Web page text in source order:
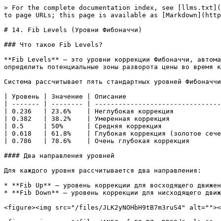
> For the complete documentation index, see [llms.txt](https://docs.cvizor.com/en/llms.txt). Markdown versions of documentation pages are available by appending `.md` to page URLs; this page is available as [Markdown](https://docs.cvizor.com/en/ru/modules/signals/tf-parameters/fib-levels.md).

# 14. Fib Levels (Уровни Фибоначчи)

### Что такое Fib Levels?

**Fib Levels** — это уровни коррекции Фибоначчи, автоматически рассчитываемые на основе ключевых уровней поддержки и сопротивления (Key Levels). Они помогают определить потенциальные зоны разворота цены во время коррекционных движений.

Система рассчитывает пять стандартных уровней Фибоначчи:

| Уровень | Значение | Описание                             |
| ------- | -------- | ------------------------------------ |
| 0.236   | 23.6%    | Неглубокая коррекция                 |
| 0.382   | 38.2%    | Умеренная коррекция                  |
| 0.5     | 50%      | Средняя коррекция                    |
| 0.618   | 61.8%    | Глубокая коррекция (золотое сечение) |
| 0.786   | 78.6%    | Очень глубокая коррекция             |

#### Два направления уровней

Для каждого уровня рассчитывается два направления:

* **Fib Up** — уровень коррекции для восходящего движения (long). Рассчитывается от уровня поддержки до максимума цены.
* **Fib Down** — уровень коррекции для нисходящего движения (short). Рассчитывается от уровня сопротивления до минимума цены.

<figure><img src="/files/JLK2yNOHbH9tB7m3ruS4" alt=""><figcaption><p>Fib Up - уровни Фибоначчи на восходящем тренде</p></figcaption></figure>

<figure><img src="/files/AN53vrfnE0sR7myRRS9d" alt=""><figcaption><p>Fib Down - уровни Фибоначчи на нисходящем тренде</p></figcaption></figure>

### Сигналы Fib Levels

#### Метрики дистанции

Мы измеряем процентное расстояние между текущей ценой и каждым уровнем Фибоначчи.

<table data-full-width="true"><thead><tr><th width="300">Параметр</th><th>Описание</th><th>Пример</th></tr></thead><tbody><tr><td>Расстояние до FIB X (up) в % больше чем</td><td>Оповещение срабатывает, когда цена находится дальше указанного процента от уровня Fib Up.</td><td>BTCUSDT 1ч, FIB 0.618 (up), 5% — сработает, когда цена будет ≥5% от уровня 0.618.</td></tr><tr><td>Расстояние до FIB X (up) в % меньше чем</td><td>Срабатывает, когда цена подходит к уровню Fib Up ближе указанного процента.</td><td>ETHUSDT 30м, FIB 0.382 (up), 2% — цена в пределах 2% от уровня 0.382.</td></tr><tr><td>Расстояние до FIB X (down) в % больше чем</td><td>Оповещение срабатывает, когда цена находится дальше указанного процента от уровня Fib Down.</td><td>SOLUSDT 4ч, FIB 0.5 (down), 3% — сработает, когда цена будет ≥3% от уровня.</td></tr><tr><td>Расстояние до FIB X (down) в % меньше чем</td><td>Срабатывает, когда цена подходит к уровню Fib Down ближе указанного процента.</td><td>LTCUSDT 1ч, FIB 0.618 (down), 1% — цена в пределах 1% от уровня.</td></tr></tbody></table>

{% hint style="info" %}
X — это один из уровней Фибоначчи: 0.236, 0.382, 0.5, 0.618 или 0.786. Всего доступно 20 условий на дистанцию (4 условия × 5 уровней).
{% endhint %}

#### Сигналы положения цены относительно уровня

Эти сигналы срабатывают, когда цена пересекает уровень Фибоначчи.

<table data-full-width="true"><thead><tr><th